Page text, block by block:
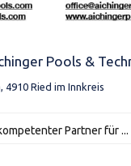
Pools &
4910 Ried im Innkreis
Partner für ...